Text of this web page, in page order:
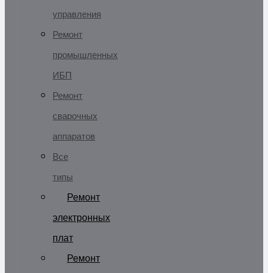
управления
Ремонт
промышленных
ИБП
Ремонт
сварочных
аппаратов
Все
типы
Ремонт
электронных
плат
Ремонт